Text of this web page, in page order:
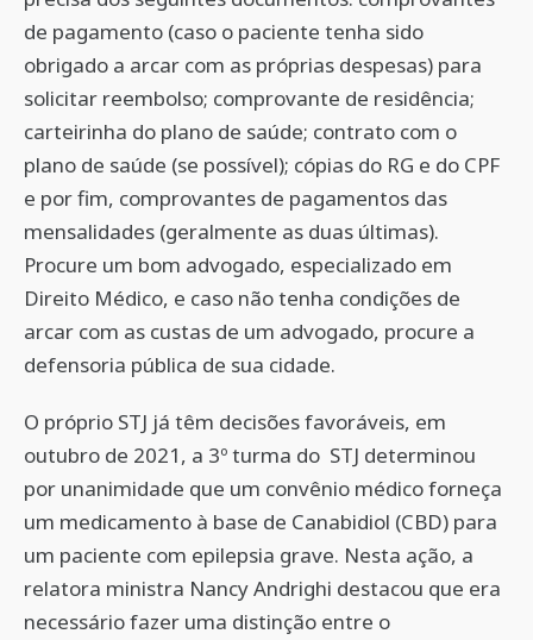
de pagamento (caso o paciente tenha sido
obrigado a arcar com as próprias despesas) para
solicitar reembolso; comprovante de residência;
carteirinha do plano de saúde; contrato com o
plano de saúde (se possível); cópias do RG e do CPF
e por fim, comprovantes de pagamentos das
mensalidades (geralmente as duas últimas).
Procure um bom advogado, especializado em
Direito Médico, e caso não tenha condições de
arcar com as custas de um advogado, procure a
defensoria pública de sua cidade.
O próprio STJ já têm decisões favoráveis, em
outubro de 2021, a 3º turma do STJ determinou
por unanimidade que um convênio médico forneça
um medicamento à base de Canabidiol (CBD) para
um paciente com epilepsia grave. Nesta ação, a
relatora ministra Nancy Andrighi destacou que era
necessário fazer uma distinção entre o